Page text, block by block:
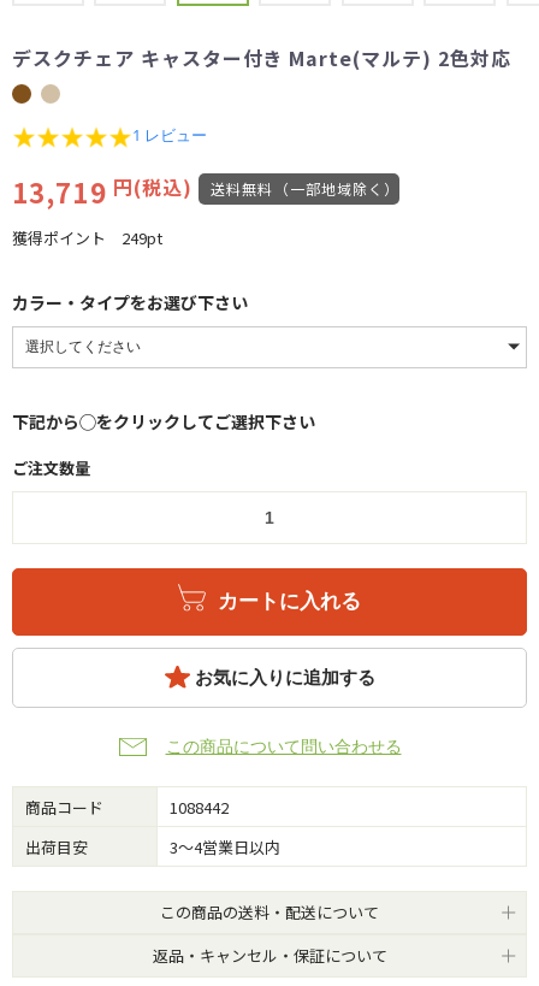
デスクチェア キャスター付き Marte(マルテ) 2色対応
5.0
rating
1 レビュー
13,719 円(税込) 送料無料（一部地域除く）
獲得ポイント 249pt
カラー・タイプをお選び下さい
下記から◯をクリックしてご選択下さい
ご注文数量
カートに入れる
お気に入りに追加する
この商品について問い合わせる
商品コード
1088442
出荷目安
3～4営業日以内
この商品の送料・配送について
返品・キャンセル・保証について